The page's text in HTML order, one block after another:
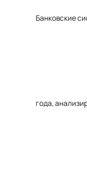
Банковские
года,